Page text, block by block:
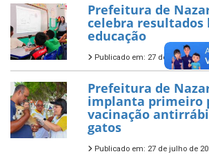
Prefeitura de
celebra resultados
educação
Publicado em: 27 de julho de
Prefeitura de
implanta primeiro
vacinação
gatos
Publicado em: 27 de julho de